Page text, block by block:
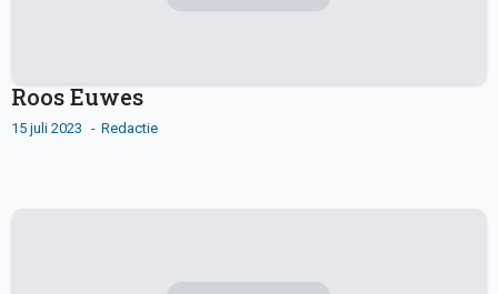
Roos Euwes
15 juli 2023 Redactie